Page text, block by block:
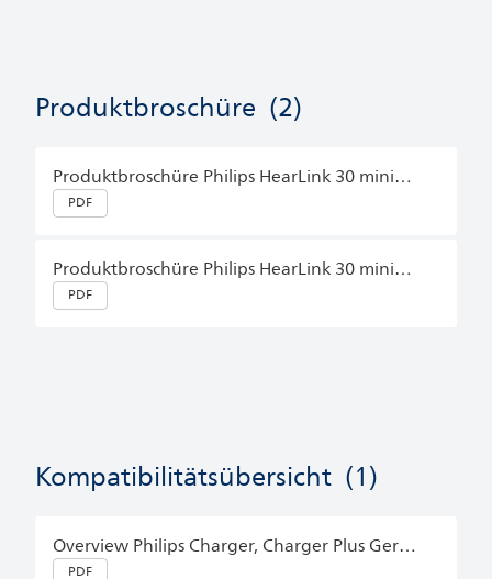
Produktbroschüre (2)
PDF
Produktbroschüre Philips HearLink 30 miniRITE T R German (Germany)
PDF
Produktbroschüre Philips HearLink 30 miniRITE T R German (Germany)
Kompatibilitätsübersicht (1)
PDF
Overview Philips Charger, Charger Plus German (Germany)